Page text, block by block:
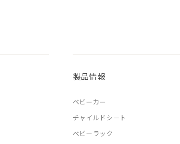
製品情報
ベビーカー
チャイルドシート
ベビーラック